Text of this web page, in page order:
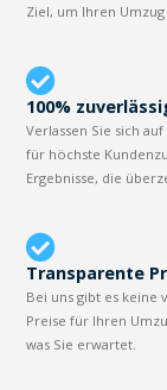
Ziel, um Ihren
100%
Verlassen Sie sich
für höchste
Ergebnisse, die
Transparente
Bei uns gibt es keine
Preise für Ihren
was Sie erwartet.